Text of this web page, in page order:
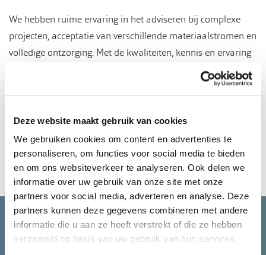
Deze website maakt gebruik van cookies
We gebruiken cookies om content en advertenties te
personaliseren, om functies voor social media te bieden
en om ons websiteverkeer te analyseren. Ook delen we
informatie over uw gebruik van onze site met onze
partners voor social media, adverteren en analyse. Deze
partners kunnen deze gegevens combineren met andere
informatie die u aan ze heeft verstrekt of die ze hebben
verzameld op basis van uw gebruik van hun services.
We hebben ruime ervaring in het adviseren bij complexe
projecten, acceptatie van verschillende materiaalstromen en
volledige ontzorging. Met de kwaliteiten, kennis en ervaring
van beide partijen komen we tot een perfecte mix. We
kunnen in elke fase, vanaf de aanbesteding van het werk tot
te optimaliseren.
Neem contact met ons op
Kruimelpad
Home Advisering